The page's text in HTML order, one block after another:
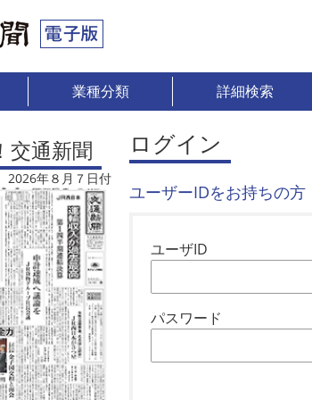
業種分類 詳細検索
交通新聞
2026年８月７日付
ログイン
ユーザーIDをお持ちの方
ユーザID
パスワード